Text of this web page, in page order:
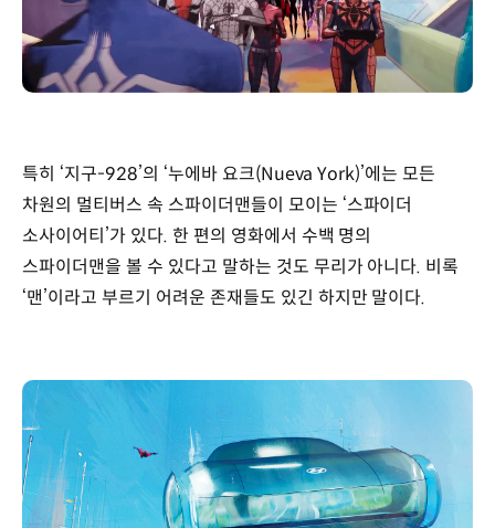
특히 ‘지구-928’의 ‘누에바 요크(Nueva York)’에는 모든
차원의 멀티버스 속 스파이더맨들이 모이는 ‘스파이더
소사이어티’가 있다. 한 편의 영화에서 수백 명의
스파이더맨을 볼 수 있다고 말하는 것도 무리가 아니다. 비록
‘맨’이라고 부르기 어려운 존재들도 있긴 하지만 말이다.